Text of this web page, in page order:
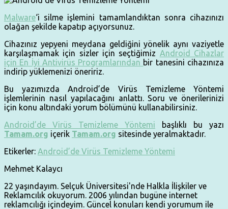
Malware‘i silme işlemini tamamlandıktan sonra cihazınızı
olağan şekilde kapatıp açıyorsunuz.
Cihazınız yepyeni meydana geldiğini yönelik aynı vaziyetle
karşılaşmamak için sizler için seçtiğimiz Android Cihazlar
için En İyi Antivirüs Programlarından bir tanesini cihazınıza
indirip yüklemenizi öneririz.
Bu yazımızda Android’de Virüs Temizleme Yöntemi
işlemlerinin nasıl yapılacağını anlattı. Soru ve önerilerinizi
için konu altındaki yorum bölümünü kullanabilirsiniz.
Android’de Virüs Temizleme Yöntemi başlıklı bu yazı
Tamam.org içerik Tamam.org sitesinde yeralmaktadır.
Etikerler: Android’de Virüs Temizleme Yöntemi
Mehmet Kalaycı
22 yaşındayım. Selçuk Üniversitesi'nde Halkla İlişkiler ve
Reklamcılık okuyorum. 2006 yılından bugüne internet
reklamcılığı içindeyim. Güncel konuları kendi yorumum ile